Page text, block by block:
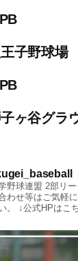
子野球場
ヶ谷グラ
野球連盟 2部リー
わせ等はご気軽
。
↓公式HPはこ